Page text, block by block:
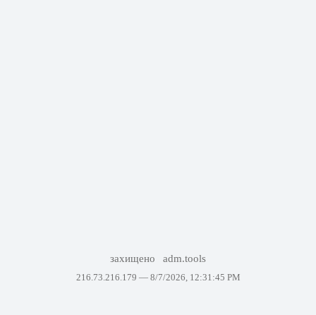
захищено adm.tools
216.73.216.179 — 8/7/2026, 12:31:45 PM